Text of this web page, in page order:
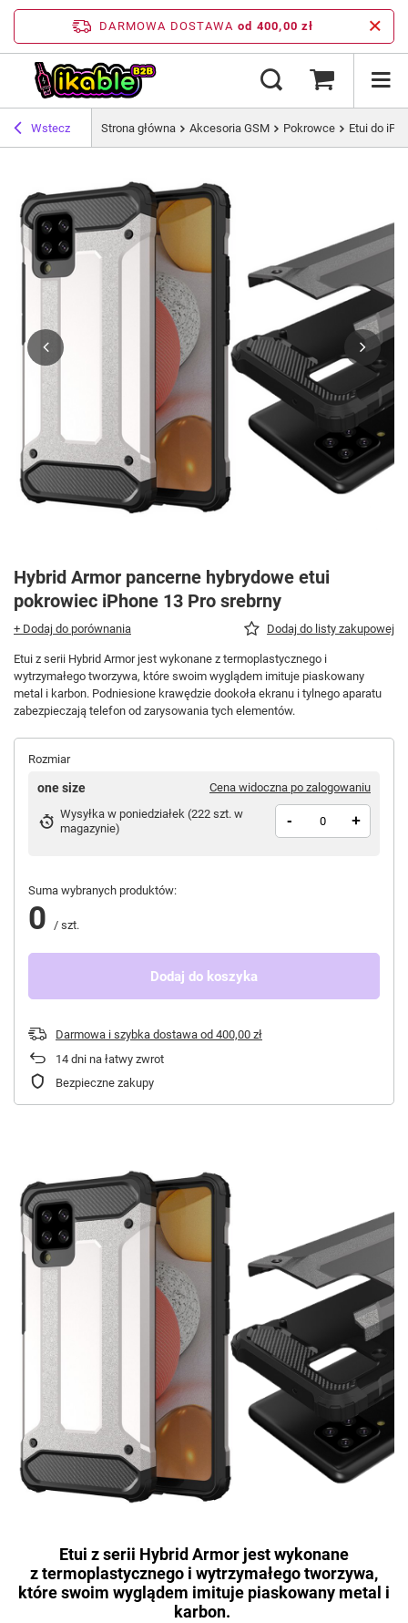
DARMOWA DOSTAWA od 400,00 zł
Wstecz Strona główna Akcesoria GSM Pokrowce Etui do
Hybrid Armor pancerne hybrydowe etui
pokrowiec iPhone 13 Pro srebrny
+ Dodaj do porównania Dodaj do listy zakupowej
Etui z serii Hybrid Armor jest wykonane z termoplastycznego i
wytrzymałego tworzywa, które swoim wyglądem imituje piaskowany
metal i karbon. Podniesione krawędzie dookoła ekranu i tylnego aparatu
zabezpieczają telefon od zarysowania tych elementów.
Rozmiar
one size
Cena widoczna po zalogowaniu
Wysyłka w poniedziałek (222 szt. w
magazynie) - +
Suma wybranych produktów:
0 / szt.
Dodaj do koszyka
Darmowa i szybka dostawa od 400,00 zł
14 dni na łatwy zwrot
Bezpieczne zakupy
Etui z serii Hybrid Armor jest wykonane
ztermoplastycznego i wytrzymałego tworzywa,
które swoim wyglądem imituje piaskowany metal i
karbon.